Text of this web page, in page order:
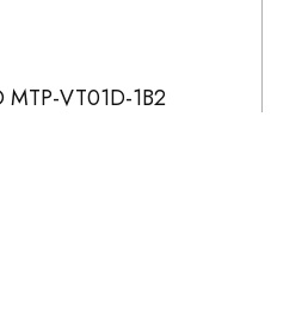
MTP-VT01D-1B2